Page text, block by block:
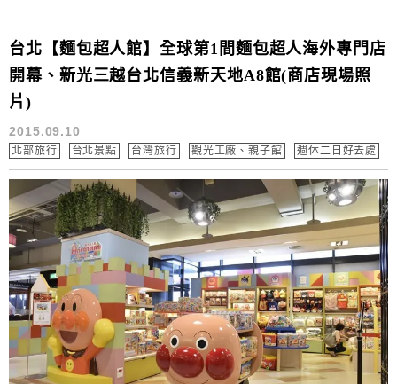
台北【麵包超人館】全球第1間麵包超人海外專門店
開幕、新光三越台北信義新天地A8館(商店現場照
片)
2015.09.10
北部旅行 台北景點 台灣旅行 觀光工廠、親子館 週休二日好去處